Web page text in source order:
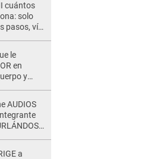
cuántos
solo
pasos, vía
le
en
y
AUDIOS
a